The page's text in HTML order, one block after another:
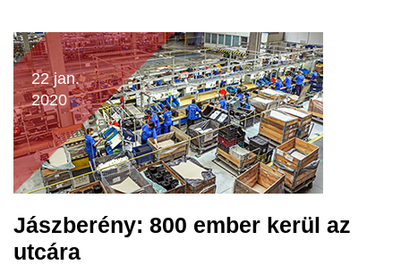
22 jan.
2020
Jászberény: 800 ember kerül az
utcára